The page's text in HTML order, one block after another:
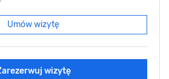
Umów wizytę
wizytę